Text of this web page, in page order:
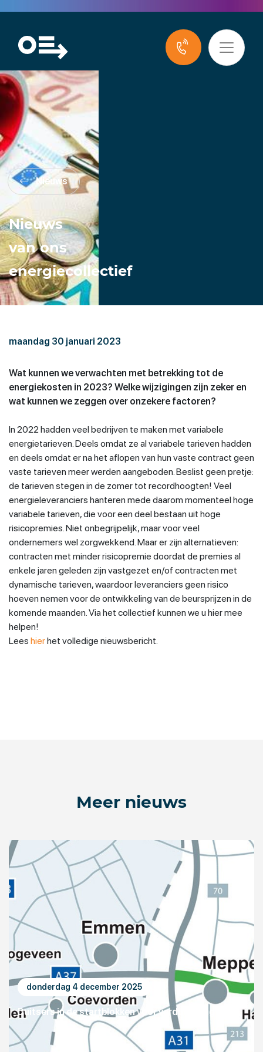
Nieuws
Nieuws
van ons
energiecollectief
maandag 30 januari 2023
Wat kunnen we verwachten met betrekking tot de
energiekosten in 2023? Welke wijzigingen zijn zeker en
wat kunnen we zeggen over onzekere factoren?
In 2022 hadden veel bedrijven te maken met variabele
energietarieven. Deels omdat ze al variabele tarieven hadden
en deels omdat er na het aflopen van hun vaste contract geen
vaste tarieven meer werden aangeboden. Beslist geen pretje:
de tarieven stegen in de zomer tot recordhoogten! Veel
energieleveranciers hanteren mede daarom momenteel hoge
variabele tarieven, die voor een deel bestaan uit hoge
risicopremies. Niet onbegrijpelijk, maar voor veel
ondernemers wel zorgwekkend. Maar er zijn alternatieven:
contracten met minder risicopremie doordat de premies al
enkele jaren geleden zijn vastgezet en/of contracten met
dynamische tarieven, waardoor leveranciers geen risico
hoeven nemen voor de ontwikkeling van de beursprijzen in de
komende maanden. Via het collectief kunnen we u hier mee
helpen!
Lees hierhet volledige nieuwsbericht.
Meer nieuws
donderdag 4 december 2025
Duitsers in de startblokken voor verdubbeling E233